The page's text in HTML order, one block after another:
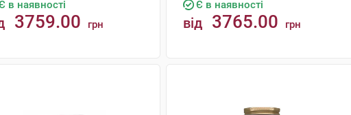
в наявності
3759.00 грн
Є в наявності
від 3765.00 грн